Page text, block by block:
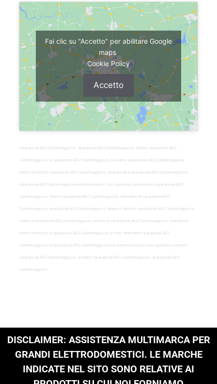
Fai clic su "Accetto" per abilitare Google
maps
Cookie Policy
Accetto
riparazione AEG Castelmaggiore, riparazione-AEG-Castelmaggiore, chiama riparazione AEG
Castelmaggiore, la riparazione AEG Castelmaggiore, forniamo riparazione AEG Castelmaggiore,
elettrodomestici riparazione AEG Castelmaggiore, riparazione e riparazione AEG Castelmaggiore,
riparazione AEG Castelmaggiore elettrodomestici fuori garanzia, riparazione e riparazione AEG
Castelmaggiore, chiama riparazione AEG Castelmaggiore, intervento di riparazioneAEG
Castelmaggiore, riparazione-AEG-Castelmaggiore, chiama il servizio riparazione AEG Castelmaggiore,
siamo la riparazione AEG Castelmaggiore, tecnico di riparazione AEG Castelmaggiore, riparazione
elettrodomestici e riparazione AEG Castelmaggiore, pronto intervento riparazione AEG
Castelmaggiore, la riparazione AEG Castelmaggiore per elettrodomestici fuori garanzia, contatta
riparazione AEG Castelmaggiore, contatto riparazione AEG Castelmaggiore, riparazione AEG
Castelmaggiore
DISCLAIMER: ASSISTENZA MULTIMARCA PER
GRANDI ELETTRODOMESTICI. LE MARCHE
INDICATE NEL SITO SONO RELATIVE AI